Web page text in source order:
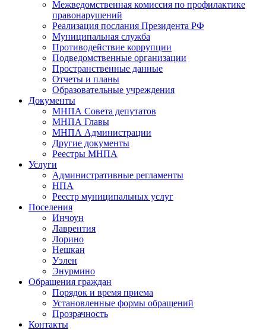
Межведомственная комиссия по профилактике
правонарушений
Реализация послания Президента РФ
Муниципальная служба
Противодействие коррупции
Подведомственные организации
Пространственные данные
Отчеты и планы
Образовательные учреждения
Документы
МНПА Совета депутатов
МНПА Главы
МНПА Администрации
Другие документы
Реестры МНПА
Услуги
Административные регламенты
НПА
Реестр муниципальных услуг
Поселения
Инчоун
Лаврентия
Лорино
Нешкан
Уэлен
Энурмино
Обращения граждан
Порядок и время приема
Установленные формы обращений
Прозрачность
Контакты